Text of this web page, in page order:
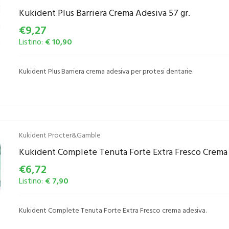
Kukident Plus Barriera Crema Adesiva 57 gr.
€9,27
Listino: € 10,90
Kukident Plus Barriera crema adesiva per protesi dentarie.
Kukident Procter&Gamble
Kukident Complete Tenuta Forte Extra Fresco
€6,72
Listino: € 7,90
Kukident Complete Tenuta Forte Extra Fresco crema adesiva.